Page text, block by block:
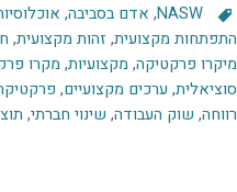
NASW
, אדם בסביבה,
התפתחות מקצועית, זהות מקצועית,
מיקרו פרקטיקה, מקצועיות, מקרו
סוציאלית, ערכים מקצועיים,
רווחה, שוק העבודה, שינוי חברתי,